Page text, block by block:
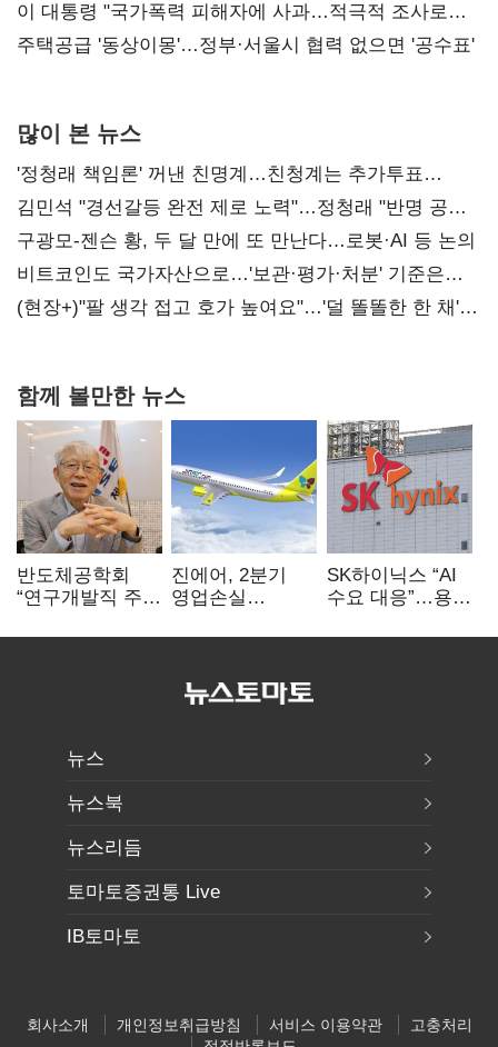
총선 지휘 못해"
이 대통령 "국가폭력 피해자에 사과…적극적 조사로
진실 밝혀야"
주택공급 '동상이몽'…정부·서울시 협력 없으면 '공수표'
많이 본 뉴스
'정청래 책임론' 꺼낸 친명계…친청계는 추가투표
때리기
김민석 "경선갈등 완전 제로 노력"…정청래 "반명 공세
사과부터"
구광모-젠슨 황, 두 달 만에 또 만난다…로봇·AI 등 논의
비트코인도 국가자산으로…'보관·평가·처분' 기준은
숙제
(현장+)"팔 생각 접고 호가 높여요"…'덜 똘똘한 한 채'
함께 볼만한 뉴스
반도체공학회
“연구개발직 주
개선해야”
진에어, 2분기
영업손실
상승 여파
SK하이닉스 “AI
수요 대응”…용인
투자
뉴스
뉴스북
뉴스리듬
토마토증권통 Live
IB토마토
회사소개 개인정보취급방침 서비스 이용약관
고충처리